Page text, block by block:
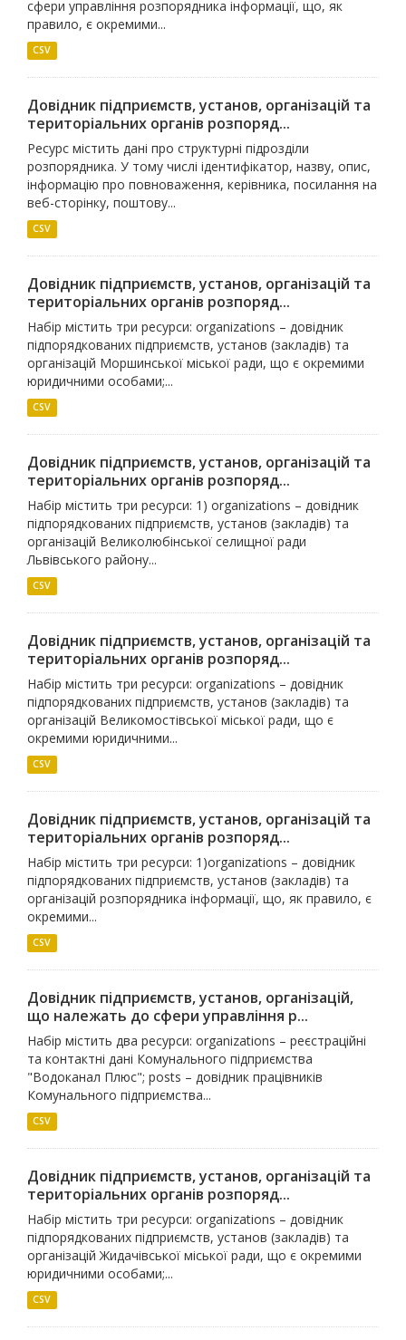
сфери управління розпорядника інформації, що, як
правило, є окремими...
CSV
Довідник підприємств, установ, організацій та
територіальних органів розпоряд...
Ресурс містить дані про структурні підрозділи
розпорядника. У тому числі ідентифікатор, назву, опис,
інформацію про повноваження, керівника, посилання на
веб-сторінку, поштову...
CSV
Довідник підприємств, установ, організацій та
територіальних органів розпоряд...
Набір містить три ресурси: organizations – довідник
підпорядкованих підприємств, установ (закладів) та
організацій Моршинської міської ради, що є окремими
юридичними особами;...
CSV
Довідник підприємств, установ, організацій та
територіальних органів розпоряд...
Набір містить три ресурси: 1) organizations – довідник
підпорядкованих підприємств, установ (закладів) та
організацій Великолюбінської селищної ради
Львівського району...
CSV
Довідник підприємств, установ, організацій та
територіальних органів розпоряд...
Набір містить три ресурси: organizations – довідник
підпорядкованих підприємств, установ (закладів) та
організацій Великомостівської міської ради, що є
окремими юридичними...
CSV
Довідник підприємств, установ, організацій та
територіальних органів розпоряд...
Набір містить три ресурси: 1)organizations – довідник
підпорядкованих підприємств, установ (закладів) та
організацій розпорядника інформації, що, як правило, є
окремими...
CSV
Довідник підприємств, установ, організацій,
що належать до сфери управління р...
Набір містить два ресурси: organizations – реєстраційні
та контактні дані Комунального підприємства
"Водоканал Плюс"; posts – довідник працівників
Комунального підприємства...
CSV
Довідник підприємств, установ, організацій та
територіальних органів розпоряд...
Набір містить три ресурси: organizations – довідник
підпорядкованих підприємств, установ (закладів) та
організацій Жидачівської міської ради, що є окремими
юридичними особами;...
CSV